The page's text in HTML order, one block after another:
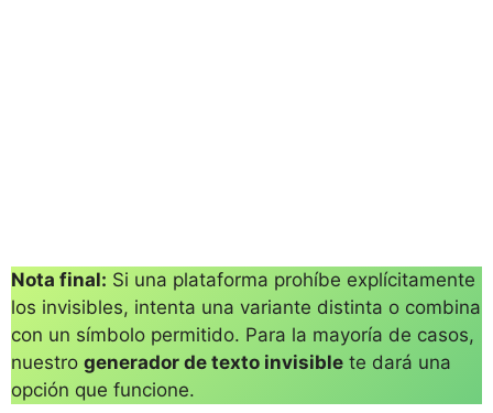
Nota final: Si una plataforma prohíbe explícitamente
los invisibles, intenta una variante distinta o combina
con un símbolo permitido. Para la mayoría de casos,
nuestro generador de texto invisible te dará una
opción que funcione.